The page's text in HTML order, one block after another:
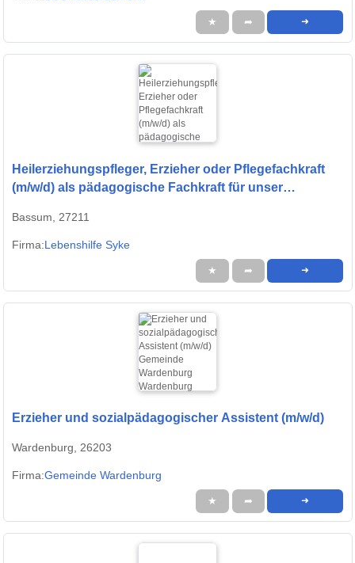
★ ➦ ➜
Heilerziehungspfleger, Erzieher oder Pflegefachkraft
(m/w/d) als pädagogische Fachkraft für unser
Bassum, 27211
Firma:Lebenshilfe Syke
★ ➦ ➜
Erzieher und sozialpädagogischer Assistent (m/w/d)
Wardenburg, 26203
Firma:Gemeinde Wardenburg
★ ➦ ➜